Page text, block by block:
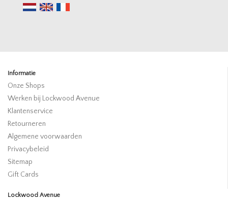
Informatie
Onze Shops
Werken bij Lockwood Avenue
Klantenservice
Retourneren
Algemene voorwaarden
Privacybeleid
Sitemap
Gift Cards
Lockwood Avenue